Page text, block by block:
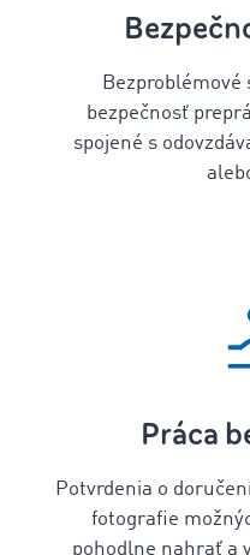
Bezproblémové
bezpečnosť
spojené s
Práca
Potvrdenia o
fotografie
pohodlne nahrať a